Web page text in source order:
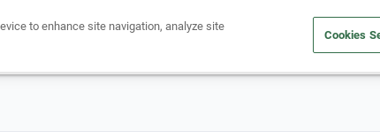
Comprá un auto Outlet
to enhance site navigation, analyze site
Cookies